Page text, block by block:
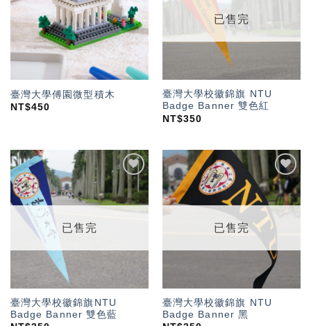
單」
臺灣大學傅園微型積木
NT$450
已售完
臺灣大學校徽錦旗 NTU
Badge Banner 雙色紅
NT$350
加入
「願
望輕
已售完
臺灣大學校徽錦旗NTU
Badge Banner 雙色藍
加入
「願
望輕
已售完
臺灣大學校徽錦旗 NTU
Badge Banner 黑